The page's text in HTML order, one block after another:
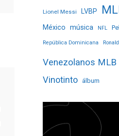
Lionel Messi LVBP
México música NFL
República Dominicana
Venezolanos MLB
Vinotinto álbum